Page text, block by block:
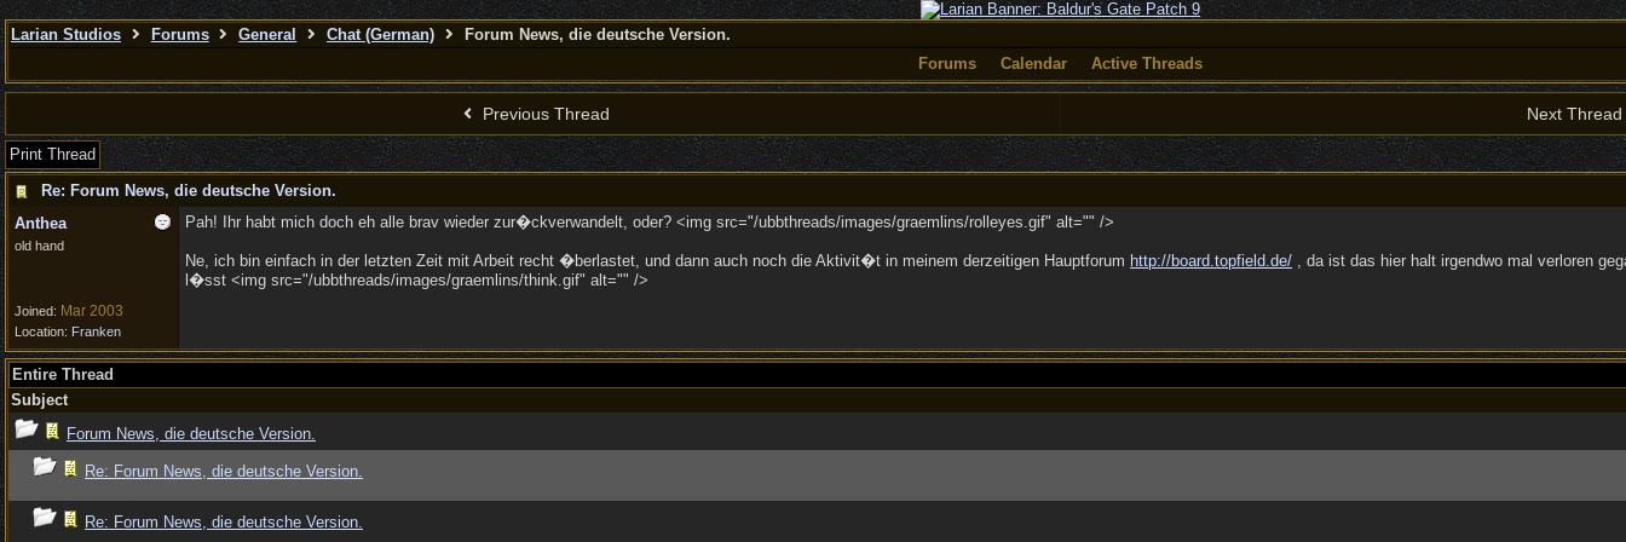
Larian Studios Forums General Chat (German)
Forum News, die deutsche Version.
Forums
Calendar Active Threads
Previous Thread Next Thread
Print Thread
Re: Forum News, die deutsche Version.
Anthea
old hand
Joined: Mar 2003
Location: Franken
Pah! Ihr habt mich doch eh alle brav wieder zur�ckverwandelt, oder? <img src="/ubbthreads/images/graemlins/rolleyes.gif" alt="" />
Ne, ich bin einfach in der letzten Zeit mit Arbeit recht �berlastet, und dann auch noch die Aktivit�t in meinem derzeitigen Hauptforum http://board.topfield.de/ , da ist das hier halt irgendwo mal verloren
l�sst <img src="/ubbthreads/images/graemlins/think.gif" alt="" />
Entire Thread
Subject
Forum News, die deutsche Version.
Re: Forum News, die deutsche Version.
Re: Forum News, die deutsche Version.